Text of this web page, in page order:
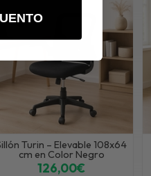
Turin – Elevable 108x64
cm en Color Negro
126,00€